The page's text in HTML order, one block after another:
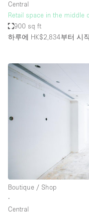
Central
Retail space in the middle
900 sq ft
하루에 HK$2,834부터 시
Boutique / Shop
∙
Central